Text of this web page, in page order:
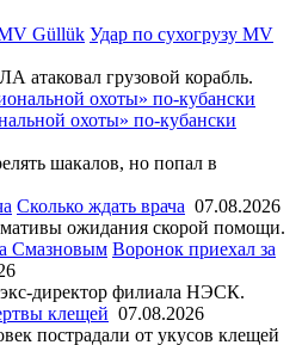
Удар по сухогрузу MV
атаковал грузовой корабль.
охоты» по-кубански
шакалов, но попал в
Сколько ждать врача 07.08.2026
ожидания скорой помощи.
Воронок приехал за
директор филиала НЭСК.
клещей 07.08.2026
пострадали от укусов клещей